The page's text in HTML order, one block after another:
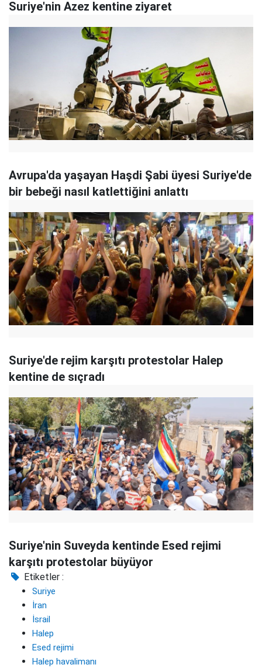
Suriye'nin Azez kentine ziyaret
Avrupa'da yaşayan Haşdi Şabi üyesi Suriye'de
bir bebeği nasıl katlettiğini anlattı
Suriye'de rejim karşıtı protestolar Halep
kentine de sıçradı
Suriye'nin Suveyda kentinde Esed rejimi
karşıtı protestolar büyüyor
Etiketler :
Suriye
İran
İsrail
Halep
Esed rejimi
Halep havalimanı